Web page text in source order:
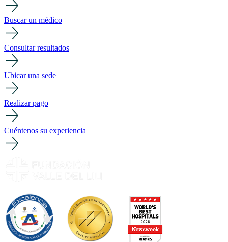
Buscar un médico
Consultar resultados
Ubicar una sede
Realizar pago
Cuéntenos su experiencia